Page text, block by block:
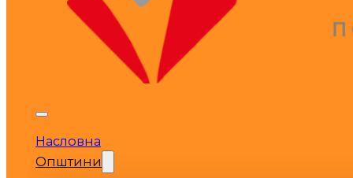
Насловна
Општини